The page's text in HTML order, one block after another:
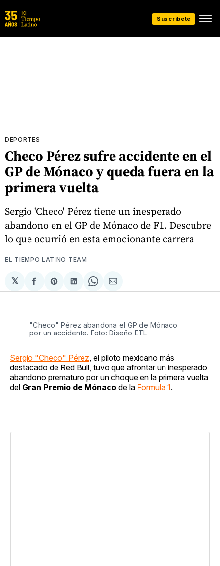
Suscríbete
DEPORTES
Checo Pérez sufre accidente en el
GP de Mónaco y queda fuera en la
primera vuelta
Sergio 'Checo' Pérez tiene un inesperado
abandono en el GP de Mónaco de F1. Descubre
lo que ocurrió en esta emocionante carrera
EL TIEMPO LATINO TEAM
𝕏
Compartir
en
Share
on
Compartir
en
Share
on
Compartir
via
"Checo" Pérez abandona el GP de Mónaco
por un accidente. Foto: Diseño ETL
Sergio "Checo" Pérez , el piloto mexicano más
destacado de Red Bull, tuvo que afrontar un inesperado
abandono prematuro por un choque en la primera vuelta
del Gran Premio de Mónaco de la Formula 1.